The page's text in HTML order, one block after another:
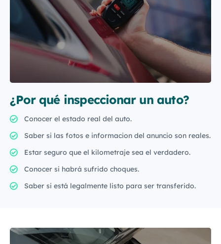
¿Por qué inspeccionar un auto?
Conocer el estado real del auto.
Saber si las fotos e informacion del anuncio son reales.
Estar seguro que el kilometraje sea el verdadero.
Conocer si habrá sufrido choques.
Saber si está legalmente listo para ser transferido.